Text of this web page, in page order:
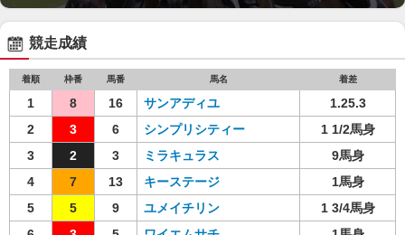
競走成績
着順 枠番 馬番 馬名 着差
1 8 16 サンアディユ
1.25.3
2
3 6 シンプリシティー
1 1/2馬身
3
2 3 ミラキュラス
9馬身
4
7 13 キーステージ
1馬身
5
5 9 ユメイチリン
1 3/4馬身